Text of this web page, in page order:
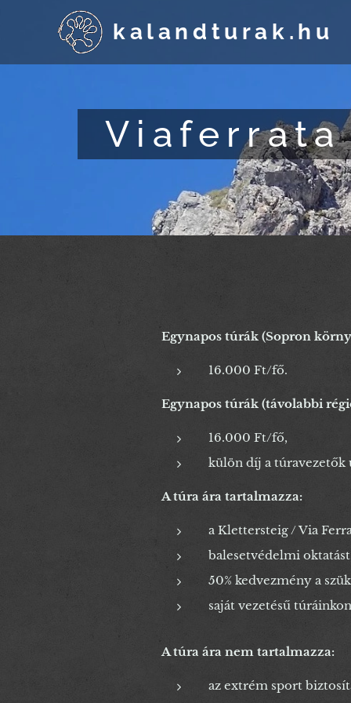
kalandturak.hu
Egynapos túrák (Sopron
16.000 Ft/fő.
Egynapos túrák (távolabbi
16.000 Ft/fő,
külön díj a túravezetők
A túra ára tartalmazza:
a Klettersteig / Via
balesetvédelmi
50% kedvezmény a
saját vezetésű
A túra ára nem tartalmazza:
az extrém sport